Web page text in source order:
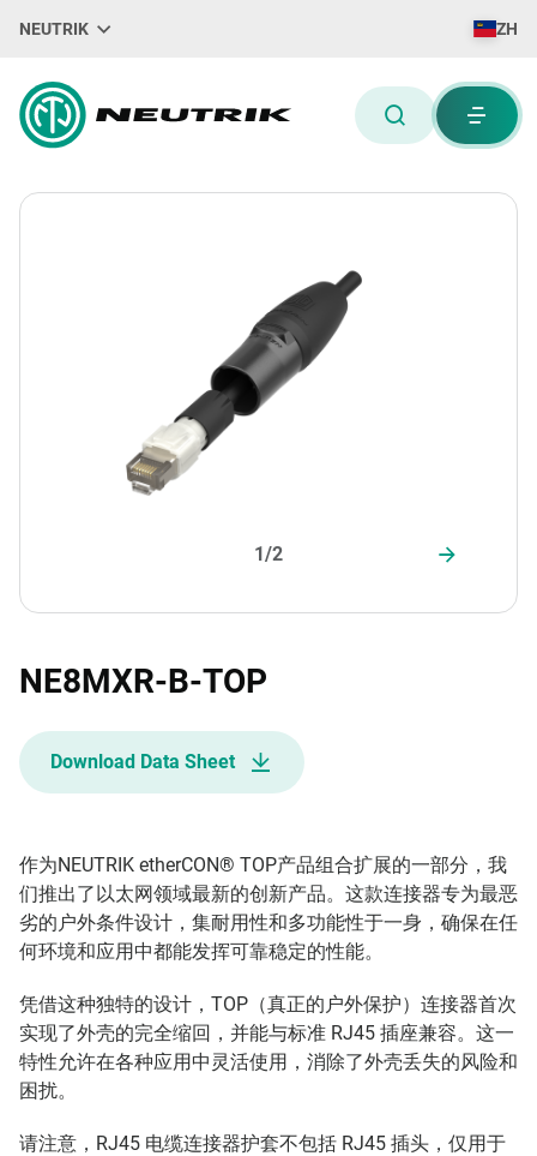
NEUTRIK ZH
1/2
NE8MXR-B-TOP
Download Data Sheet
作为NEUTRIK etherCON® TOP产品组合扩展的一部分，我
们推出了以太网领域最新的创新产品。这款连接器专为最恶
劣的户外条件设计，集耐用性和多功能性于一身，确保在任
何环境和应用中都能发挥可靠稳定的性能。
凭借这种独特的设计，TOP（真正的户外保护）连接器首次
实现了外壳的完全缩回，并能与标准 RJ45 插座兼容。这一
特性允许在各种应用中灵活使用，消除了外壳丢失的风险和
困扰。
请注意，RJ45 电缆连接器护套不包括 RJ45 插头，仅用于